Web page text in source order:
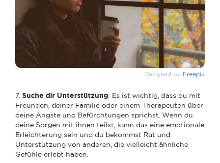
Designed by Freepik
7. Suche dir Unterstützung: Es ist wichtig, dass du mit
Freunden, deiner Familie oder einem Therapeuten über
deine Ängste und Befürchtungen sprichst. Wenn du
deine Sorgen mit ihnen teilst, kann das eine emotionale
Erleichterung sein und du bekommst Rat und
Unterstützung von anderen, die vielleicht ähnliche
Gefühle erlebt haben.